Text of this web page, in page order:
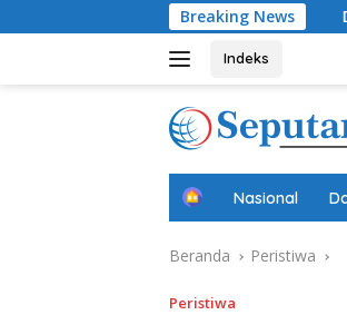
ke
Breaking News
Desa Purwasari
Indeks
B
a
d
Nasional
Beranda Peristiwa
Peristiwa